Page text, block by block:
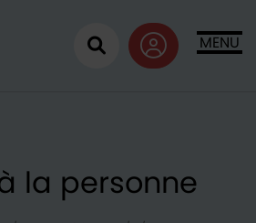
MENU
Ouvrir la
la personne